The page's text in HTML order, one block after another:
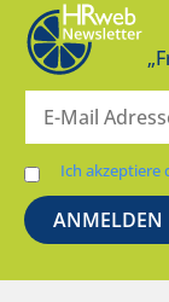
Ich akzeptiere